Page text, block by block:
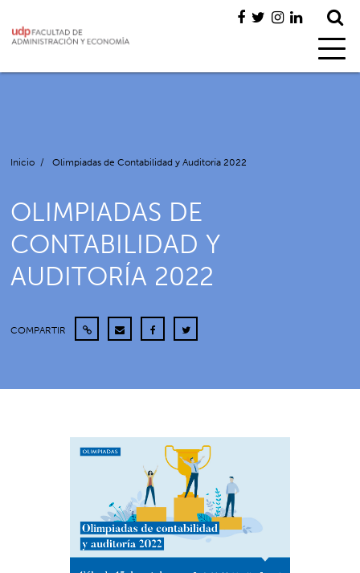
Inicio / Olimpiadas de Contabilidad y Auditoría 2022
OLIMPIADAS DE
CONTABILIDAD Y
AUDITORÍA 2022
COMPARTIR